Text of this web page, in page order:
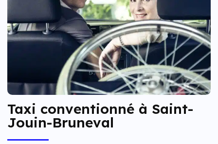
Taxi conventionné à Saint-
Jouin-Bruneval